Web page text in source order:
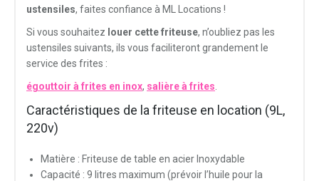
ustensiles, faites confiance à ML Locations !
Si vous souhaitez louer cette friteuse, n’oubliez pas les
ustensiles suivants, ils vous faciliteront grandement le
service des frites :
égouttoir à frites en inox, salière à frites
Caractéristiques de la friteuse en location (9L,
220v)
Matière : Friteuse de table en acier Inoxydable
Capacité : 9 litres maximum (prévoir l’huile pour la